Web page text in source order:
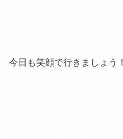
今日も笑顔で行きましょう！